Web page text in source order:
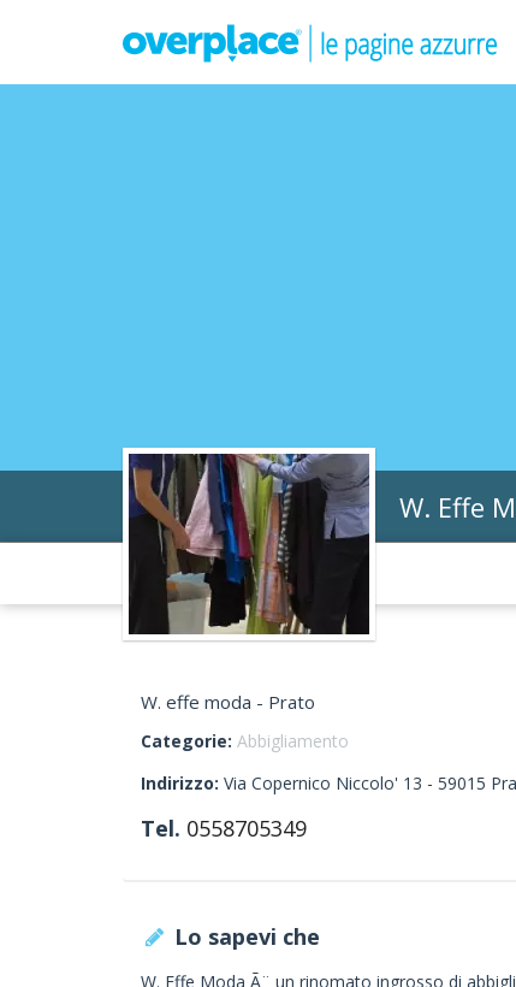
W. Effe
W. effe moda - Prato
Categorie: Abbigliamento
Indirizzo: Via Copernico Niccolo' 13 - 59015
Tel. 0558705349
Lo sapevi che
W. Effe Moda Ã¨ un rinomato ingrosso di